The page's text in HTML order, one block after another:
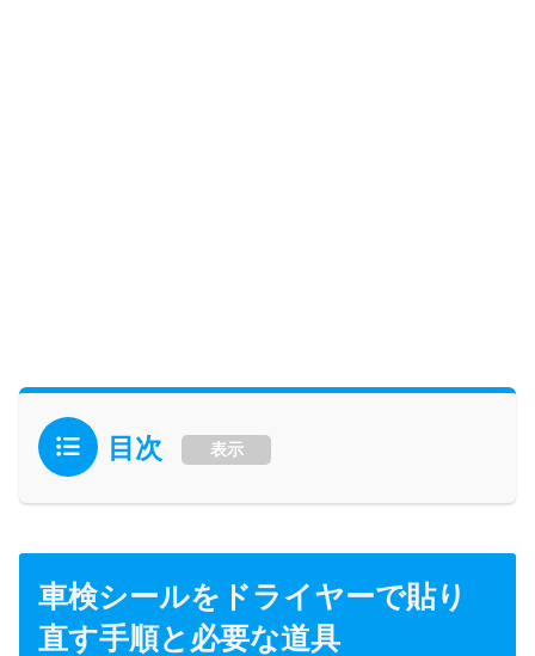
目次 表示
車検シールをドライヤーで貼り
直す手順と必要な道具